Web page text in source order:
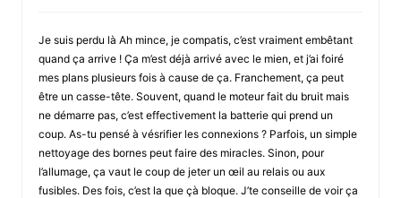
Je suis perdu là Ah mince, je compatis, c’est vraiment embêtant
quand ça arrive ! Ça m’est déjà arrivé avec le mien, et j’ai foiré
mes plans plusieurs fois à cause de ça. Franchement, ça peut
être un casse-tête. Souvent, quand le moteur fait du bruit mais
ne démarre pas, c’est effectivement la batterie qui prend un
coup. As-tu pensé à vésrifier les connexions ? Parfois, un simple
nettoyage des bornes peut faire des miracles. Sinon, pour
l’allumage, ça vaut le coup de jeter un œil au relais ou aux
fusibles. Des fois, c’est la que çà bloque. J’te conseille de voir ça